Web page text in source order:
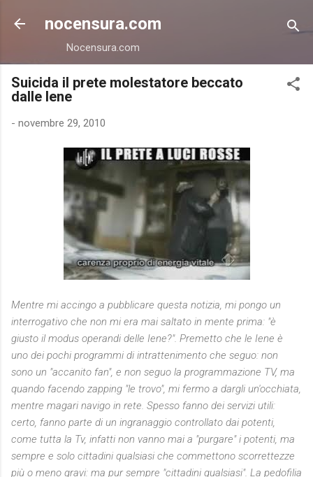
Passa ai contenuti principali
nocensura.com
Nocensura.com
Suicida il prete molestatore beccato
dalle Iene
- novembre 29, 2010
Mentre mi accingo a pubblicare questa notizia, mi pongo un
interrogativo che non mi era mai saltato in mente prima: "è
giusto il modus operandi delle Iene?". Premetto che le Iene è
uno dei pochi programmi di intrattenimento che seguo: non
sono un "accanito fan", e non seguo la programmazione TV, ma
quando facendo zapping "le trovo", mi fermo a dargli un'occhiata,
mentre magari navigo in rete. Spesso fanno dei servizi utili:
certo, fanno parte di un ingranaggio controllato dai potenti,
come tutta la Tv, infatti non vanno mai a "purgare" i potenti, ma
sempre e solo cittadini qualsiasi che commettono scorrettezze
più o meno gravi: ma pur sempre "cittadini qualsiasi". La pedofilia